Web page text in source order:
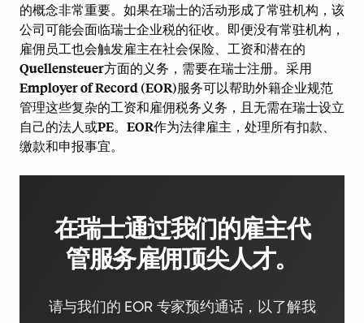
的概念非常重要。如果在瑞士的活动形成了常驻机构，该
公司可能会面临瑞士企业税的征收。即便没有常驻机构，
雇佣员工也会触发雇主在社会保险、工资和潜在的
Quellensteuer方面的义务，需要在瑞士注册。采用
Employer of Record (EOR)服务可以帮助外籍企业规范
管理这些复杂的工资和雇佣税务义务，且无需在瑞士设立
自己的法人或PE。EOR作为法律雇主，处理所有扣款、
缴款和申报事宜。
在瑞士通过我们的雇主代
管服务雇佣顶尖人才。
请与我们的 EOR 专家预约通话，以了解我